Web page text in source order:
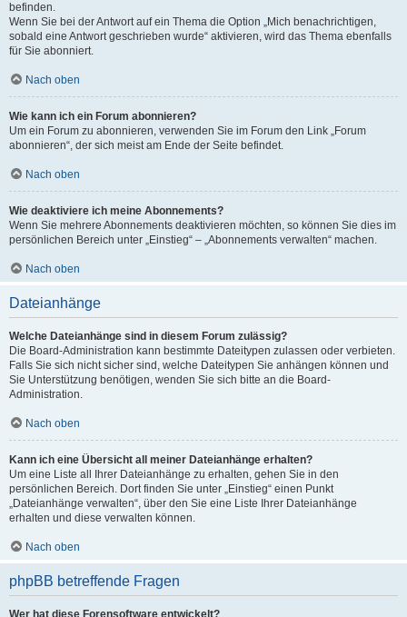
befinden.
Wenn Sie bei der Antwort auf ein Thema die Option „Mich benachrichtigen,
sobald eine Antwort geschrieben wurde“ aktivieren, wird das Thema ebenfalls
für Sie abonniert.
Nach oben
Wie kann ich ein Forum abonnieren?
Um ein Forum zu abonnieren, verwenden Sie im Forum den Link „Forum
abonnieren“, der sich meist am Ende der Seite befindet.
Nach oben
Wie deaktiviere ich meine Abonnements?
Wenn Sie mehrere Abonnements deaktivieren möchten, so können Sie dies im
persönlichen Bereich unter „Einstieg“ – „Abonnements verwalten“ machen.
Nach oben
Dateianhänge
Welche Dateianhänge sind in diesem Forum zulässig?
Die Board-Administration kann bestimmte Dateitypen zulassen oder verbieten.
Falls Sie sich nicht sicher sind, welche Dateitypen Sie anhängen können und
Sie Unterstützung benötigen, wenden Sie sich bitte an die Board-
Administration.
Nach oben
Kann ich eine Übersicht all meiner Dateianhänge erhalten?
Um eine Liste all Ihrer Dateianhänge zu erhalten, gehen Sie in den
persönlichen Bereich. Dort finden Sie unter „Einstieg“ einen Punkt
„Dateianhänge verwalten“, über den Sie eine Liste Ihrer Dateianhänge
erhalten und diese verwalten können.
Nach oben
phpBB betreffende Fragen
Wer hat diese Forensoftware entwickelt?